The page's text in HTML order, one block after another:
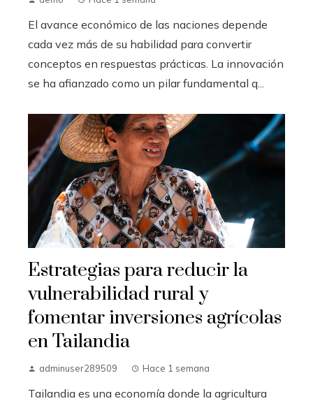
El avance económico de las naciones depende
cada vez más de su habilidad para convertir
conceptos en respuestas prácticas. La innovación
se ha afianzado como un pilar fundamental q...
Estrategias para reducir la
vulnerabilidad rural y
fomentar inversiones agrícolas
en Tailandia
adminuser289509 Hace 1 semana
Tailandia es una economía donde la agricultura